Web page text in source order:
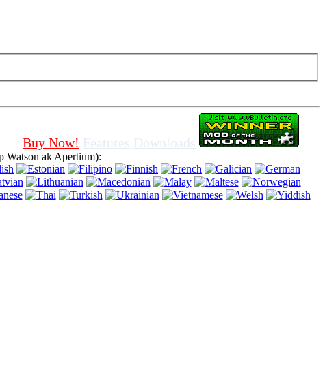
pa vire sou bonbon nan navigatè, vle di ke ou dakò pou sèvi ak li.
Buy Now! Features Downloads
Watson ak Apertium):